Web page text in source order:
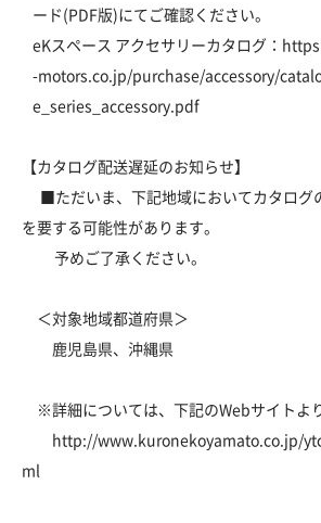
ード(PDF版)にてご確認ください。
eKスペース アクセサリーカタログ：
-motors.co.jp/purchase/accessory/
e_series_accessory.pdf
【カタログ配送遅延のお知らせ】
■ただいま、下記地域においてカタログ
を要する可能性があります。
予めご了承ください。
＜対象地域都道府県＞
鹿児島県、沖縄県
※詳細については、下記のWebサイトよ
http://www.kuronekoyamato.co.jp/
ml